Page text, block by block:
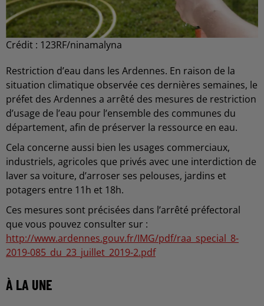
Crédit : 123RF/ninamalyna
Restriction d’eau dans les Ardennes. En raison de la
situation climatique observée ces dernières semaines, le
préfet des Ardennes a arrêté des mesures de restriction
d’usage de l’eau pour l’ensemble des communes du
département, afin de préserver la ressource en eau.
Cela concerne aussi bien les usages commerciaux,
industriels, agricoles que privés avec une interdiction de
laver sa voiture, d’arroser ses pelouses, jardins et
potagers entre 11h et 18h.
Ces mesures sont précisées dans l’arrêté préfectoral
que vous pouvez consulter sur :
http://www.ardennes.gouv.fr/IMG/pdf/raa_special_8-
2019-085_du_23_juillet_2019-2.pdf
À LA UNE